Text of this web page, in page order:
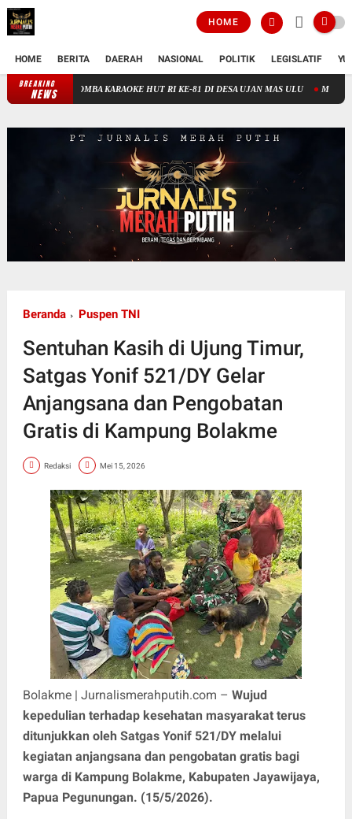
HOME
HOME BERITA DAERAH NASIONAL POLITIK LEGISLATIF
BREAKING
NEWS MERIAH! 800 PENONTON SAKSIKAN MALAM FINAL LOMBA
Beranda Puspen TNI
Sentuhan Kasih di Ujung Timur,
Satgas Yonif 521/DY Gelar
Anjangsana dan Pengobatan
Gratis di Kampung Bolakme
Redaksi Mei 15, 2026
Bolakme | Jurnalismerahputih.com – Wujud
kepedulian terhadap kesehatan masyarakat terus
ditunjukkan oleh Satgas Yonif 521/DY melalui
kegiatan anjangsana dan pengobatan gratis bagi
warga di Kampung Bolakme, Kabupaten Jayawijaya,
Papua Pegunungan. (15/5/2026).